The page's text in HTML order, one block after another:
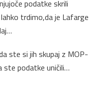
podatke skrili
trdimo,da je Lafarge
ste si jih skupaj z MOP-
ste podatke uničili…